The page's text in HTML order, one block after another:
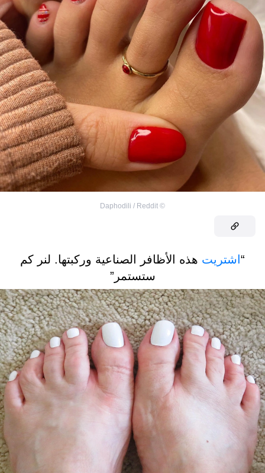
©
Daphodili / Reddit
“ اشتريت هذه الأظافر الصناعية وركبتها. لنر كم
ستستمر”